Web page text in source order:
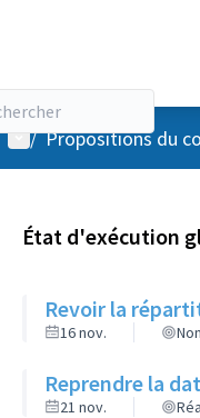
Menu utilisateur
/ Propositions du
État d'exécution
Revoir la
16 nov.
Reprendre la
21 nov.